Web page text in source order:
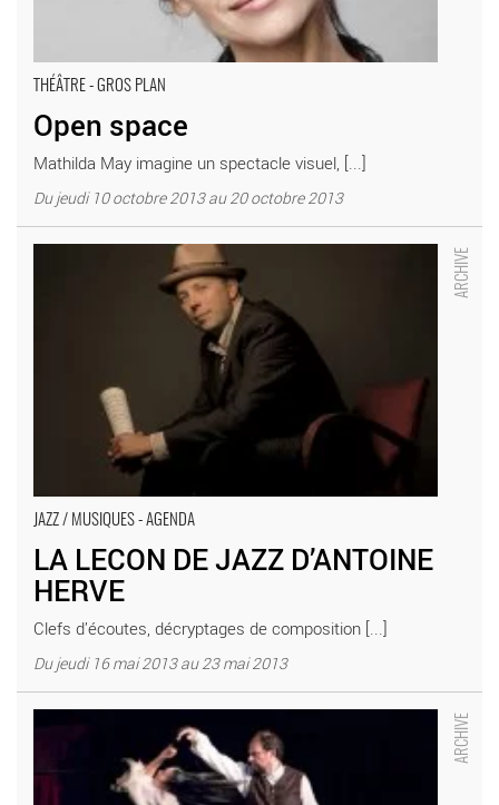
THÉÂTRE - GROS PLAN
Open space
Mathilda May imagine un spectacle visuel, [...]
Du jeudi 10 octobre 2013 au 20 octobre 2013
JAZZ / MUSIQUES - AGENDA
LA LECON DE JAZZ D’ANTOINE
HERVE
Clefs d’écoutes, décryptages de composition [...]
Du jeudi 16 mai 2013 au 23 mai 2013
Musiques Suresnes THEATRE JEAN VILAR-SURESNES
Suresnes THEATRE JEAN VILAR-SURESNES